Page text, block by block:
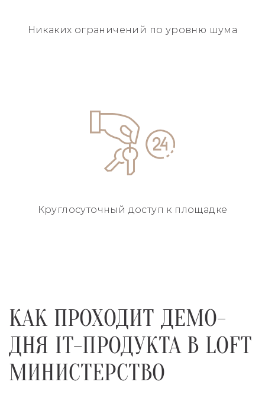
Никаких ограничений по уровню шума
Круглосуточный доступ к площадке
КАК ПРОХОДИТ ДЕМО-
ДНЯ IT-ПРОДУКТА В LOFT
МИНИСТЕРСТВО